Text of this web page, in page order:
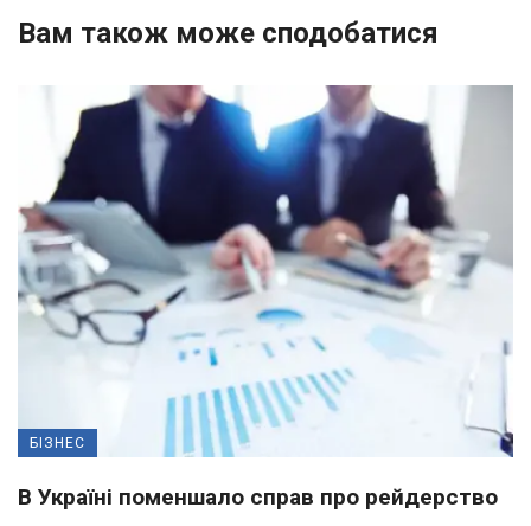
Вам також може сподобатися
БІЗНЕС
В Україні поменшало справ про рейдерство